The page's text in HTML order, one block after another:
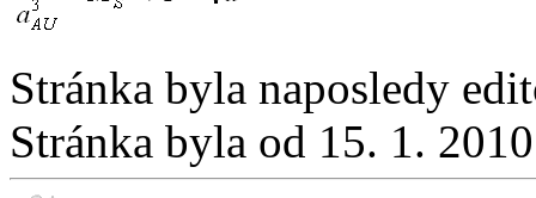
Stránka byla naposledy
Stránka byla od 15. 1.